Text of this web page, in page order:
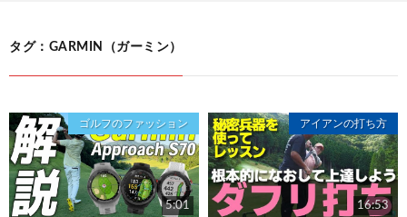
タグ：GARMIN（ガーミン）
ゴルフのファッション
5:01
アイアンの打ち方
16:53